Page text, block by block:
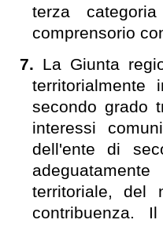
terza
comprensorio
7. La Giunta
territorialmente
secondo grado
interessi
dell'ente di
territoriale, del
contribuenza.